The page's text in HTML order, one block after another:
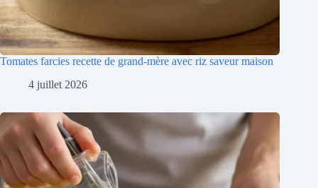
Tomates farcies recette de grand-mère avec riz saveur maison
4 juillet 2026